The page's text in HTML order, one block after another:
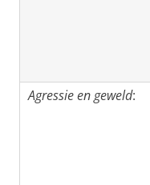
Agressie en geweld: